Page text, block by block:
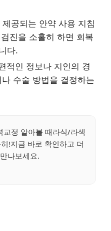
제공되는 안약 사용 지침
진을 소홀히 하면 회복
다.
적인 정보나 지인의 경
수술 방법을 결정하는
교정 알아볼 때라식/라섹
!지금 바로 확인하고 더
나보세요.